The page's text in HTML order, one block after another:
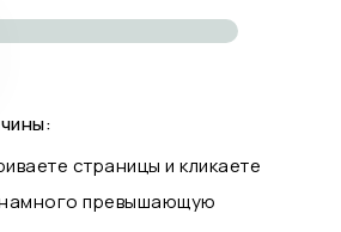
страницы и кликаете
превышающую